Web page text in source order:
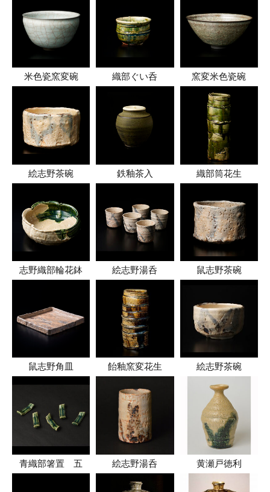
米色瓷窯変碗 織部ぐい呑 窯変米色瓷碗
絵志野茶碗 鉄釉茶入 織部筒花生
志野織部輪花鉢 絵志野湯呑 鼠志野茶碗
鼠志野角皿 飴釉窯変花生 絵志野茶碗
青織部箸置 五 絵志野湯呑 黄瀬戸徳利